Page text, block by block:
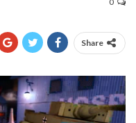
Share